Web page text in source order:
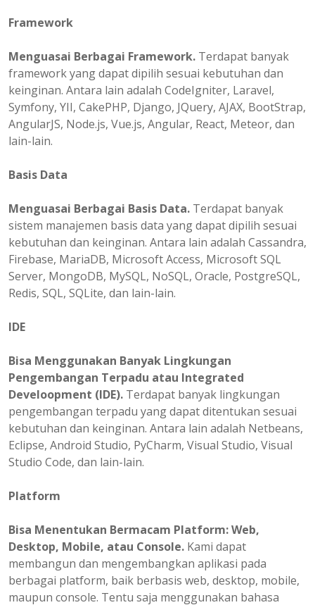
Framework
Menguasai Berbagai Framework. Terdapat banyak
framework yang dapat dipilih sesuai kebutuhan dan
keinginan. Antara lain adalah CodeIgniter, Laravel,
Symfony, YII, CakePHP, Django, JQuery, AJAX, BootStrap,
AngularJS, Node.js, Vue.js, Angular, React, Meteor, dan
lain-lain.
Basis Data
Menguasai Berbagai Basis Data. Terdapat banyak
sistem manajemen basis data yang dapat dipilih sesuai
kebutuhan dan keinginan. Antara lain adalah Cassandra,
Firebase, MariaDB, Microsoft Access, Microsoft SQL
Server, MongoDB, MySQL, NoSQL, Oracle, PostgreSQL,
Redis, SQL, SQLite, dan lain-lain.
IDE
Bisa Menggunakan Banyak Lingkungan
Pengembangan Terpadu atau Integrated
Develoopment (IDE). Terdapat banyak lingkungan
pengembangan terpadu yang dapat ditentukan sesuai
kebutuhan dan keinginan. Antara lain adalah Netbeans,
Eclipse, Android Studio, PyCharm, Visual Studio, Visual
Studio Code, dan lain-lain.
Platform
Bisa Menentukan Bermacam Platform: Web,
Desktop, Mobile, atau Console. Kami dapat
membangun dan mengembangkan aplikasi pada
berbagai platform, baik berbasis web, desktop, mobile,
maupun console. Tentu saja menggunakan bahasa